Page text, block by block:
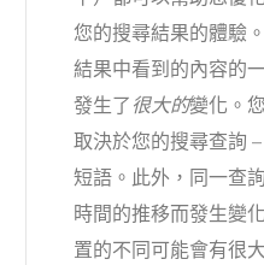
您的搜尋結果的體驗
結果中看到的內容的
發生了很大的變化。
取決於您的搜尋查詢
短語。此外，同一查
時間的推移而發生變
置的不同可能會有很